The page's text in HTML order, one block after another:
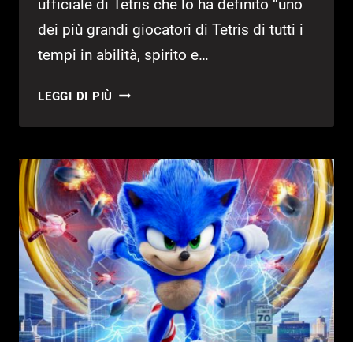
ufficiale di Tetris che lo ha definito “uno
dei più grandi giocatori di Tetris di tutti i
tempi in abilità, spirito e…
LEGGI DI PIÙ TETRIS:
IL
JONAS
NEUBAUER